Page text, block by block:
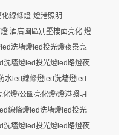
線條燈-燈港照明
酒店園區別墅樓面亮化 燈
洗墻燈led投光燈夜景亮
洗墻燈led投光燈led路燈夜
水led線條燈led洗墻燈led
燈/公園亮化燈/燈港照明
線條燈led洗墻燈led投光
洗墻燈led投光燈led路燈夜